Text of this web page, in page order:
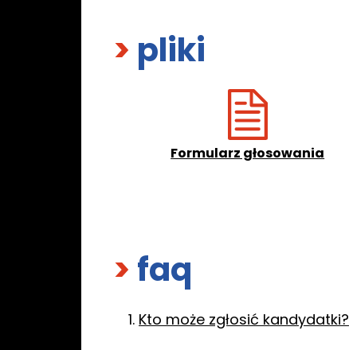
> pliki
Formularz głosowania
> faq
Kto może zgłosić kandydatki?